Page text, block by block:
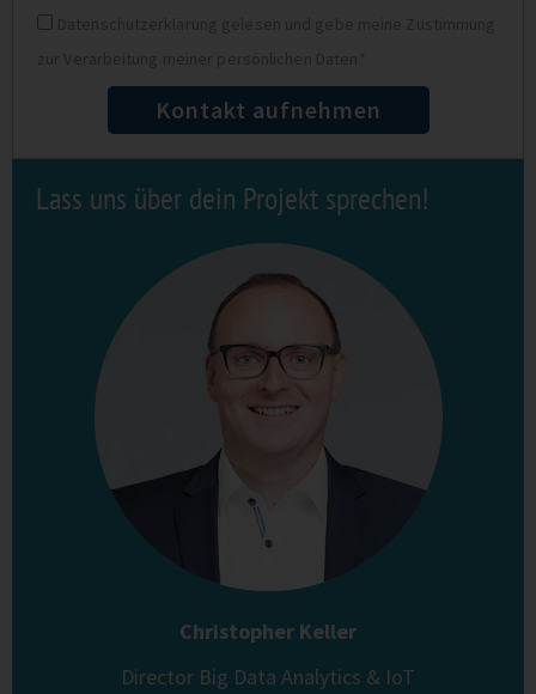
Datenschutz
Kontakt aufnehmen
Lass uns über dein Projekt sprechen!
Christopher Keller
Director Big Data Analytics & IoT